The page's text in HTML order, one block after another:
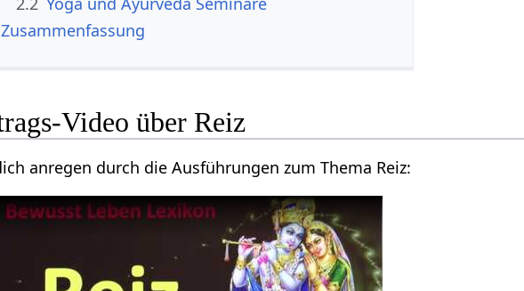
Zusammenfassung
Lass dich anregen durch die Ausführungen zum Thema Reiz‏‎: